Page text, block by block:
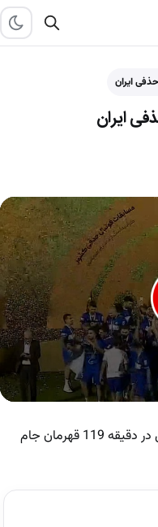
ایران
ایران
seconds
استقلال بعد از برد مقابل ملوان با تک گل در دقیقه 119 قهرمان جام